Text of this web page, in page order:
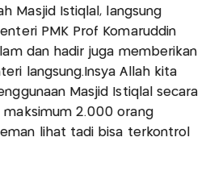
Masjid Istiqlal, langsung
PMK Prof Komaruddin
dan hadir juga memberikan
langsung.Insya Allah kita
Masjid Istiqlal secara
2.000 orang
lihat tadi bisa terkontrol